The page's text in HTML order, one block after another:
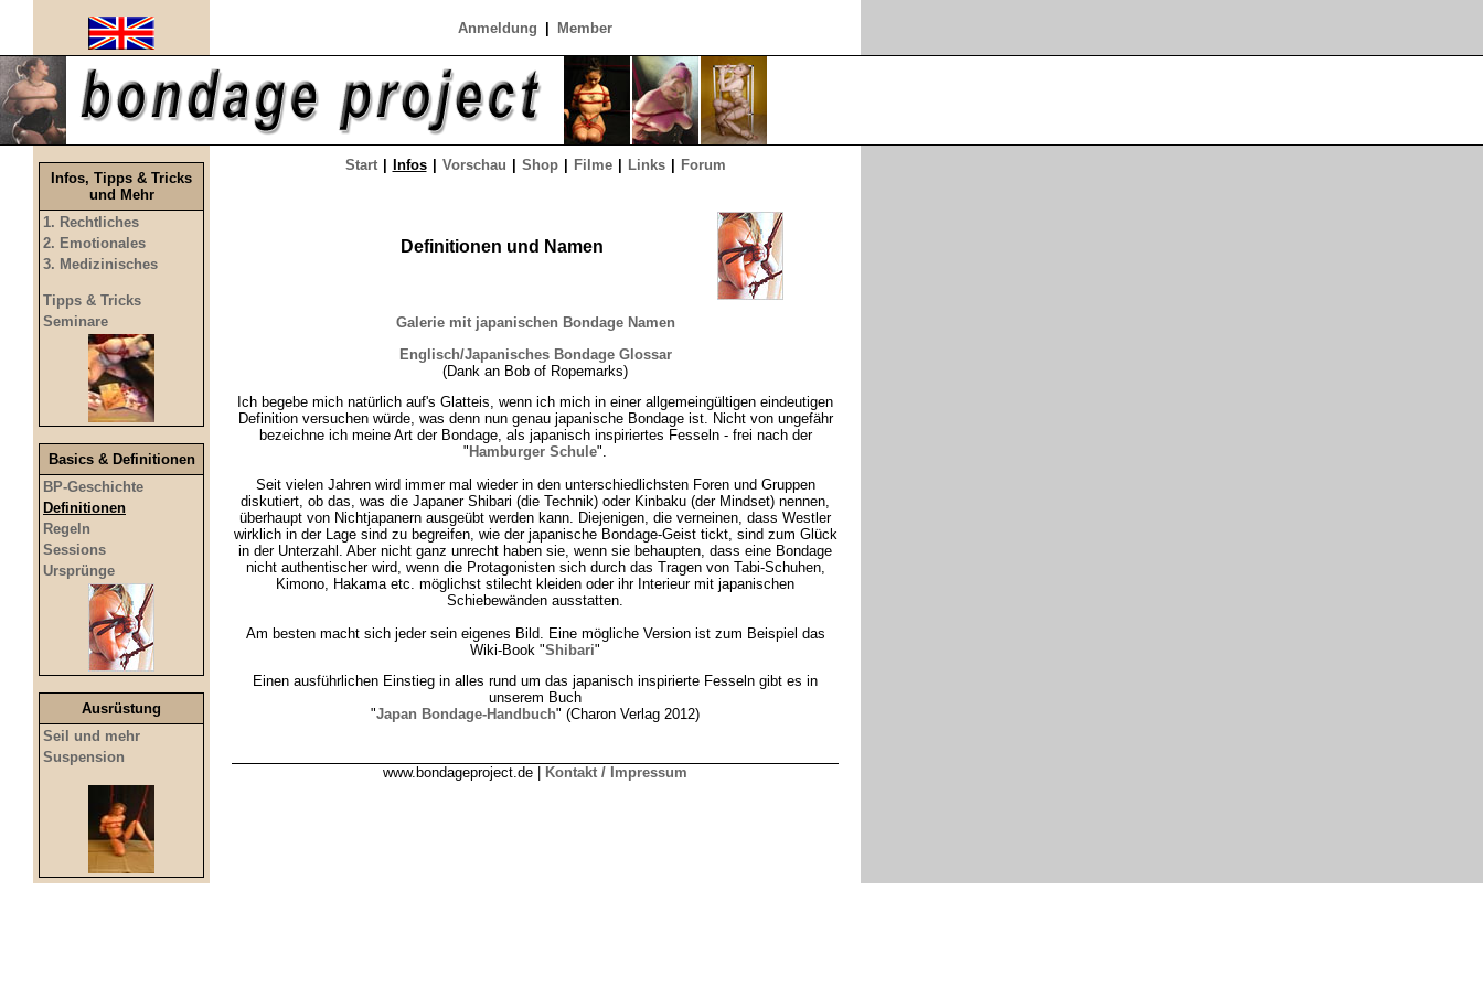
Anmeldung Member
Infos, Tipps & Tricks
und Mehr
1. Rechtliches
2. Emotionales
3. Medizinisches
Tipps & Tricks
Seminare
Basics & Definitionen
BP-Geschichte
Definitionen
Regeln
Sessions
Ursprünge
Ausrüstung
Seil und mehr
Suspension
Start Infos Vorschau Shop Filme Links Forum
Definitionen und Namen
Galerie mit japanischen Bondage Namen
Englisch/Japanisches Bondage Glossar
(Dank an Bob of Ropemarks)
Ich begebe mich natürlich auf's Glatteis, wenn ich mich in einer allgemeingültigen eindeutigen
Definition versuchen würde, was denn nun genau japanische Bondage ist. Nicht von ungefähr
bezeichne ich meine Art der Bondage, als japanisch inspiriertes Fesseln - frei nach der
" Hamburger Schule".
Seit vielen Jahren wird immer mal wieder in den unterschiedlichsten Foren und Gruppen
diskutiert, ob das, was die Japaner Shibari (die Technik) oder Kinbaku (der Mindset) nennen,
überhaupt von Nichtjapanern ausgeübt werden kann. Diejenigen, die verneinen, dass Westler
wirklich in der Lage sind zu begreifen, wie der japanische Bondage-Geist tickt, sind zum Glück
in der Unterzahl. Aber nicht ganz unrecht haben sie, wenn sie behaupten, dass eine Bondage
nicht authentischer wird, wenn die Protagonisten sich durch das Tragen von Tabi-Schuhen,
Kimono, Hakama etc. möglichst stilecht kleiden oder ihr Interieur mit japanischen
Schiebewänden ausstatten.
Am besten macht sich jeder sein eigenes Bild. Eine mögliche Version ist zum Beispiel das
Wiki-Book "Shibari"
Einen ausführlichen Einstieg in alles rund um das japanisch inspirierte Fesseln gibt es in
unserem Buch
"Japan Bondage-Handbuch" (Charon Verlag 2012)
www.bondageproject.de | Kontakt / Impressum